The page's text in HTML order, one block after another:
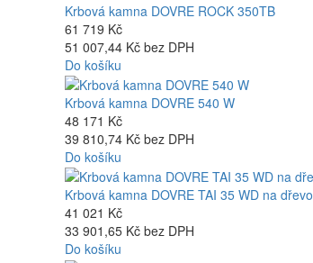
Krbová kamna DOVRE ROCK 350TB
61 719 Kč
51 007,44 Kč bez DPH
Do košíku
Krbová kamna DOVRE 540 W
48 171 Kč
39 810,74 Kč bez DPH
Do košíku
Krbová kamna DOVRE TAI 35 WD na dřevo
41 021 Kč
33 901,65 Kč bez DPH
Do košíku